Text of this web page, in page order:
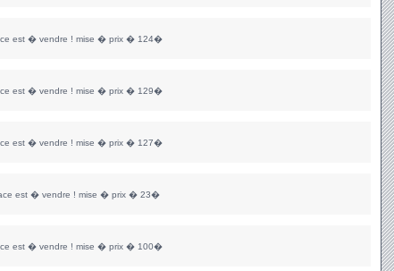
est � vendre ! mise � prix � 124�
est � vendre ! mise � prix � 129�
est � vendre ! mise � prix � 127�
est � vendre ! mise � prix � 23�
est � vendre ! mise � prix � 100�